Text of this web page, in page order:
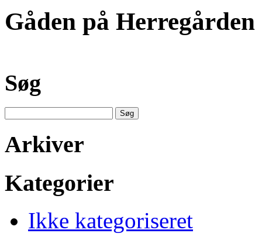
Gåden på Herregården
Søg
efter:
Arkiver
Kategorier
Ikke kategoriseret